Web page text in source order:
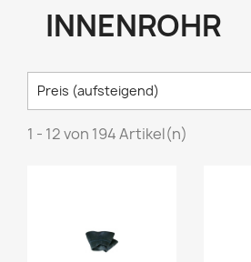
INNENROHR
Preis (aufsteigend)
1 - 12 von 194 Artikel(n)